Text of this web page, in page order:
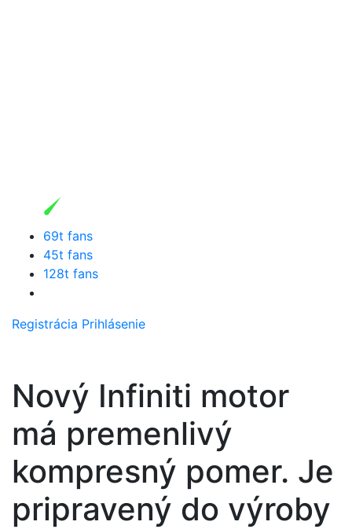
69t fans
45t fans
128t fans
Registrácia Prihlásenie
Nový Infiniti motor
má premenlivý
kompresný pomer. Je
pripravený do výroby